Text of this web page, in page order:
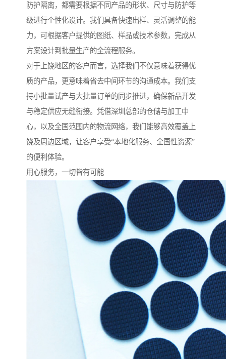
防护隔离，都需要根据不同产品的形状、尺寸与防护等
级进行个性化设计。我们具备快速出样、灵活调整的能
力，可根据客户提供的图纸、样品或技术参数，完成从
方案设计到批量生产的全流程服务。
对于上饶地区的客户而言，选择我们不仅意味着获得优
质的产品，更意味着省去中间环节的沟通成本。我们支
持小批量试产与大批量订单的同步推进，确保新品开发
与稳定供应无缝衔接。凭借深圳总部的仓储与加工中
心，以及全国范围内的物流网络，我们能够高效覆盖上
饶及周边区域，让客户享受“本地化服务、全国性资源”
的便利体验。
用心服务，一切皆有可能